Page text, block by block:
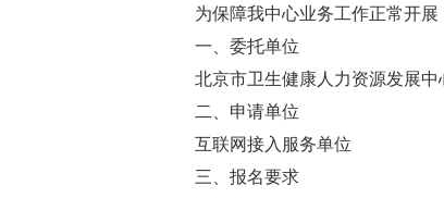
为保障我中心业务工作正常开
一、 委托单位
北京市卫生健康人力资源发展中
二、 申请单位
互联网接入服务单位
三、 报名要求